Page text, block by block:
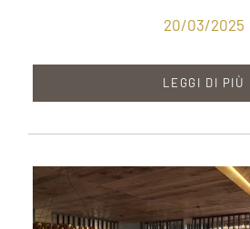
20/03/2025
LEGGI DI PIÙ